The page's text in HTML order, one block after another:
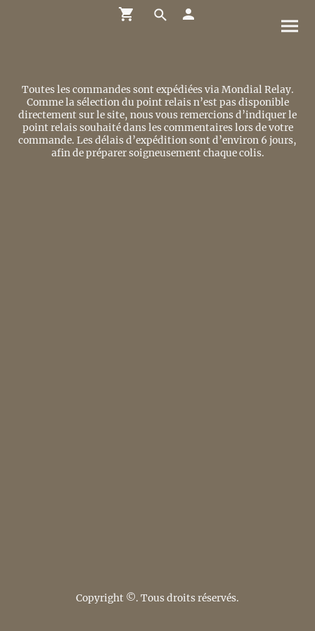
Toutes les commandes sont expédiées via Mondial Relay.
Comme la sélection du point relais n’est pas disponible
directement sur le site, nous vous remercions d’indiquer le
point relais souhaité dans les commentaires lors de votre
commande. Les délais d’expédition sont d’environ 6 jours,
afin de préparer soigneusement chaque colis.
Copyright ©. Tous droits réservés.